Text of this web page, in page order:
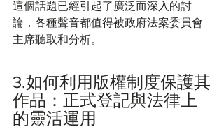
這個話題已經引起了廣泛而深入的討
論，各種聲音都值得被政府法案委員會
主席聽取和分析。
3.如何利用版權制度保護其
作品：正式登記與法律上
的靈活運用